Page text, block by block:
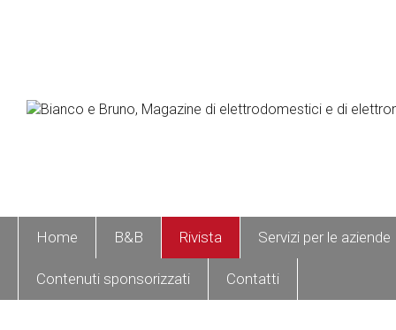
Home B&B Rivista Servizi per le aziende
Contenuti sponsorizzati Contatti